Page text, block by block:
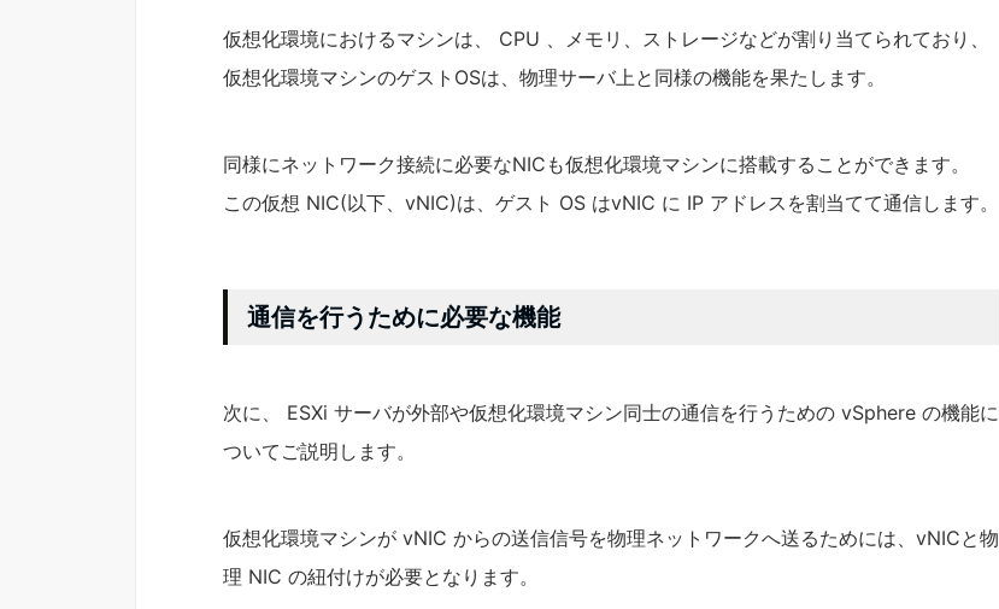
仮想化環境におけるマシンは、 CPU 、メモリ、ストレージなどが割り当てられており、
仮想化環境マシンのゲストOSは、物理サーバ上と同様の機能を果たします。
同様にネットワーク接続に必要なNICも仮想化環境マシンに搭載することができます。
この仮想 NIC(以下、vNIC)は、ゲスト OS はvNIC に IP アドレスを割当てて通信します。
通信を行うために必要な機能
次に、 ESXi サーバが外部や仮想化環境マシン同士の通信を行うための vSphere の機能に
ついてご説明します。
仮想化環境マシンが vNIC からの送信信号を物理ネットワークへ送るためには、vNICと物
理 NIC の紐付けが必要となります。